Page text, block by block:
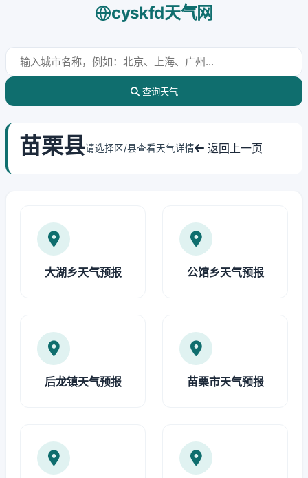
cyskfd天气网
查询天气
苗栗县请选择区/县查看天气详情 返回上一页
大湖乡天气预报 公馆乡天气预报
后龙镇天气预报 苗栗市天气预报